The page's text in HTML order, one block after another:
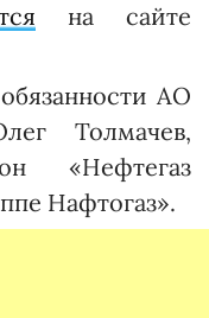
на сайте
АО
Толмачев,
«Нефтегаз
Нафтогаз».